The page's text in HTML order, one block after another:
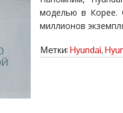
моделью в Корее.
миллионов
Метки: Hyundai,